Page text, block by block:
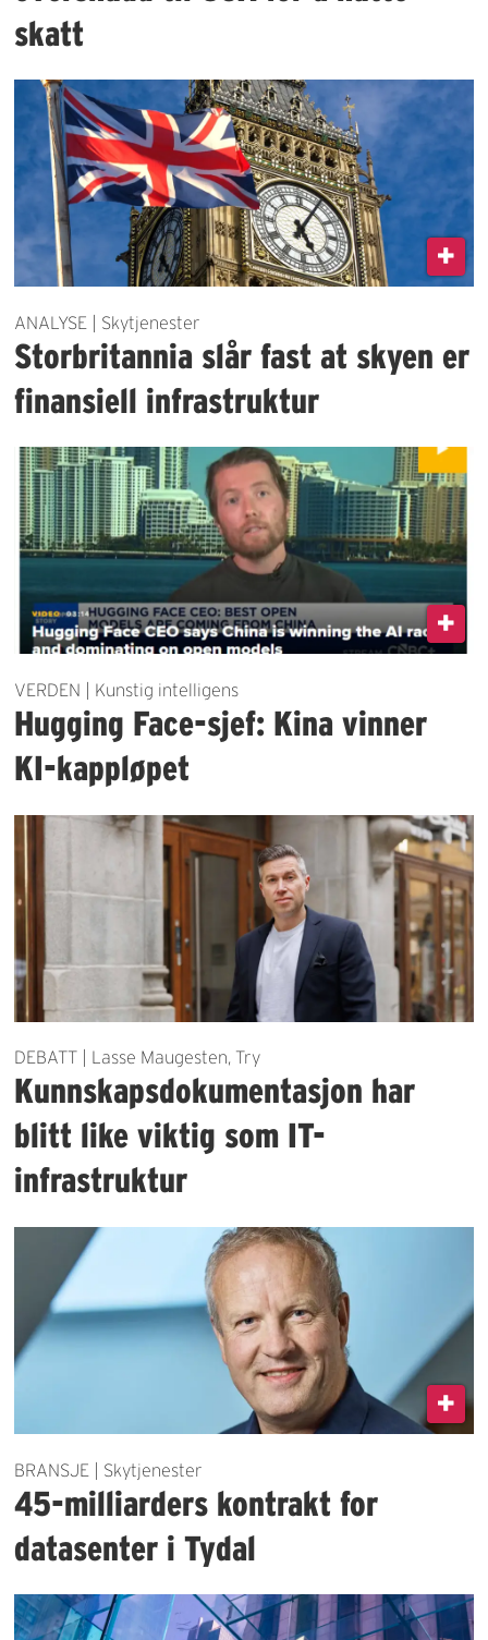
skatt
ANALYSE | Skytjenester
Storbritannia slår fast at skyen er
finansiell infrastruktur
VERDEN | Kunstig intelligens
Hugging Face-sjef: Kina vinner
KI-kappløpet
DEBATT | Lasse Maugesten, Try
Kunnskapsdokumentasjon har
blitt like viktig som IT-
infrastruktur
BRANSJE | Skytjenester
45-milliarders kontrakt for
datasenter i Tydal